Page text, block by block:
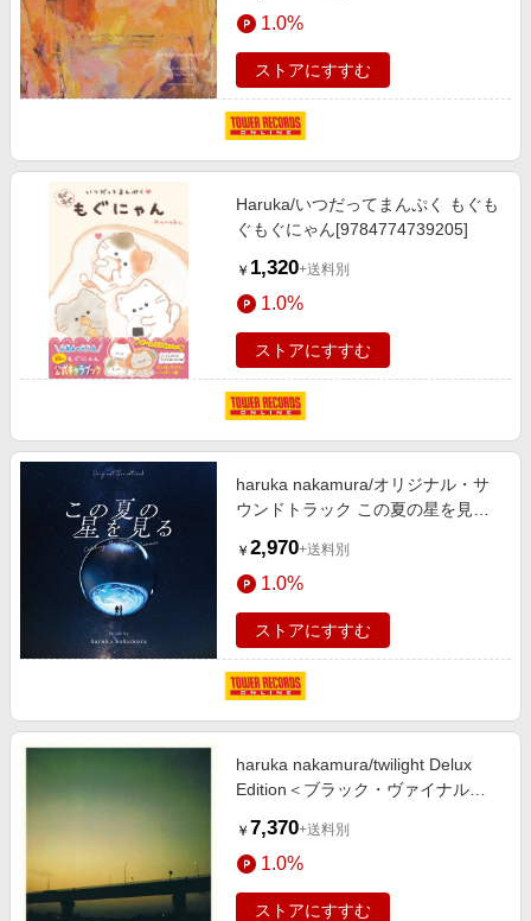
1.0%
ストアにすすむ
Haruka/いつだってまんぷく もぐも
ぐもぐにゃん[9784774739205]
￥ 1,320+送料別
1.0%
ストアにすすむ
haruka nakamura/オリジナル・サ
ウンドトラック この夏の星を見る
￥ 2,970+送料別
1.0%
ストアにすすむ
haruka nakamura/twilight Delux
Edition＜ブラック・ヴァイナル＞
￥ 7,370+送料別
1.0%
ストアにすすむ